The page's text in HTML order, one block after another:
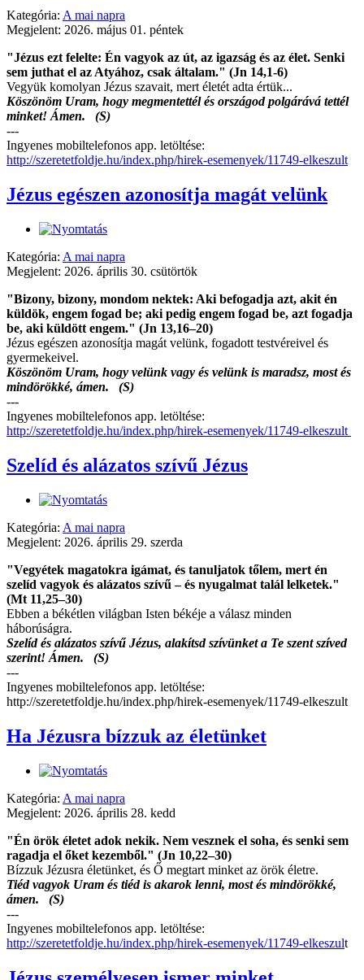
Kategória: A mai napra
Megjelent: 2026. május 01. péntek
"Jézus ezt felelte: Én vagyok az út, az igazság és az élet. Senki
sem juthat el az Atyához, csak általam." (Jn 14,1-6)
Vegyük komolyan Jézus szavait, mert életét adta értük...
Köszönöm Uram, hogy megmentettél és országod polgárává tettél
minket! Ámen. (S)
---
Ingyenes mobiltelefonos app. letöltése:
http://szeretetfoldje.hu/index.php/hirek-esemenyek/11749-elkeszult
Jézus egészen azonosítja magát velünk
Kategória: A mai napra
Megjelent: 2026. április 30. csütörtök
"Bizony, bizony, mondom nektek: Aki befogadja azt, akit én
küldök, engem fogad be; aki pedig engem fogad be, azt fogadja
be, aki küldött engem." (Jn 13,16–20)
Jézus egészen azonosítja magát velünk, fogadott testvéreivel és
gyermekeivel.
Köszönöm Uram, hogy velünk vagy és velünk is maradsz, most és
mindörökké, ámen. (S)
---
Ingyenes mobiltelefonos app. letöltése:
http://szeretetfoldje.hu/index.php/hirek-esemenyek/11749-elkeszult
Szelíd és alázatos szívű Jézus
Kategória: A mai napra
Megjelent: 2026. április 29. szerda
"Vegyétek magatokra igámat, és tanuljatok tőlem, mert én
szelíd vagyok és alázatos szívű – és nyugalmat talál lelketek."
(Mt 11,25–30)
Ebben a békétlen világban Isten békéje a válasz minden
háborúságra.
Szelíd és alázatos szívű Jézus, alakítsd szívünket a Te szent szíved
szerint! Ámen. (S)
---
Ingyenes mobiltelefonos app. letöltése:
http://szeretetfoldje.hu/index.php/hirek-esemenyek/11749-elkeszult
Ha Jézusra bízzuk az életünket
Kategória: A mai napra
Megjelent: 2026. április 28. kedd
"Én örök életet adok nekik. Nem vesznek el soha, és senki sem
ragadja el őket kezemből." (Jn 10,22–30)
Bízzuk Jézusra életünket, és Ő megtart minket az örök életre.
Tiéd vagyok Uram és tiéd is akarok lenni, most és mindörökké,
ámen. (S)
---
Ingyenes mobiltelefonos app. letöltése:
http://szeretetfoldje.hu/index.php/hirek-esemenyek/11749-elkeszult